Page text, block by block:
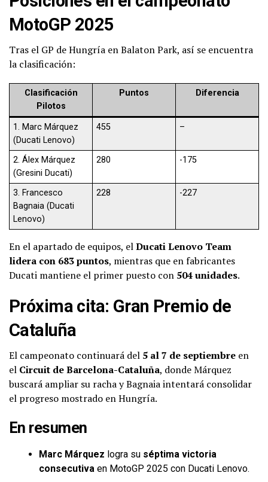
MotoGP 2025
Tras el GP de Hungría en Balaton Park, así se encuentra
la clasificación:
Clasificación
Pilotos
Puntos Diferencia
1. Marc Márquez
(Ducati Lenovo)
455 –
2. Álex Márquez
(Gresini Ducati)
280 -175
3. Francesco
Bagnaia (Ducati
Lenovo)
228 -227
En el apartado de equipos, elDucati Lenovo Team
lidera con 683 puntos, mientras que en fabricantes
Ducati mantiene el primer puesto con 504 unidades.
Próxima cita: Gran Premio de
Cataluña
El campeonato continuará del 5 al 7 de septiembre en
el Circuit de Barcelona-Cataluña, donde Márquez
buscará ampliar su racha y Bagnaia intentará consolidar
el progreso mostrado en Hungría.
En resumen
Marc Márquez logra su séptima victoria
consecutiva en MotoGP 2025 con Ducati Lenovo.